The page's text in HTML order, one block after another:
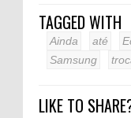
TAGGED WITH
Ainda até
Samsung
LIKE TO